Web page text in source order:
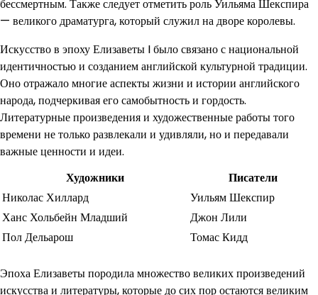
бессмертным. Также следует отметить роль Уильяма Шекспира
— великого драматурга, который служил на дворе королевы.
Искусство в эпоху Елизаветы I было связано с национальной
идентичностью и созданием английской культурной традиции.
Оно отражало многие аспекты жизни и истории английского
народа, подчеркивая его самобытность и гордость.
Литературные произведения и художественные работы того
времени не только развлекали и удивляли, но и передавали
важные ценности и идеи.
Художники
Писатели
Николас Хиллард
Уильям Шекспир
Ханс Хольбейн Младший
Джон Лили
Пол Дельарош
Томас Кидд
Эпоха Елизаветы породила множество великих произведений
искусства и литературы, которые до сих пор остаются великим